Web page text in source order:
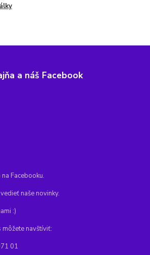
a náš Facebook
Facebooku.
naše novinky.
:)
navštíviť:
01